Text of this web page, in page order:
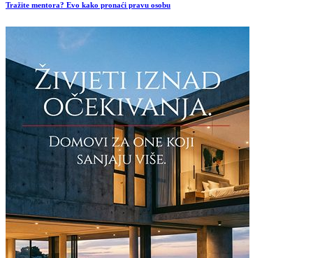
Tražite mentora? Evo kako pronaći pravu osobu